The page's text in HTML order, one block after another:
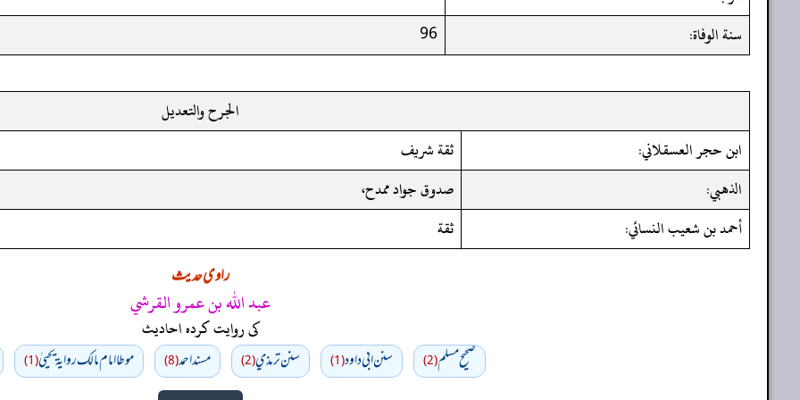
سنة الوفاة:
96
الجرح والتعديل
ابن حجر العسقلاني:
ثقة شريف
الذهبي:
صدوق جواد ممدح،
أحمد بن شعيب النسائي:
ثقة
راوی حدیث
عبد الله بن عمرو القرشي
کی روایت کردہ احادیث
صحيح مسلم(2) سنن ابي داود(1) سنن ترمذي(2) مسند احمد(8) موطا امام مالك رواية يحييٰ(1)